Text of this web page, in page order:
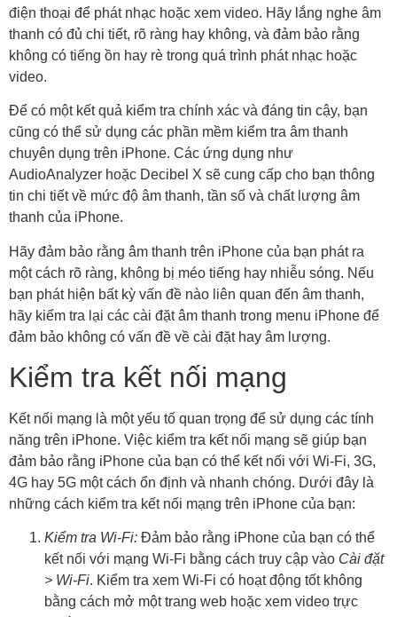
điện thoại để phát nhạc hoặc xem video. Hãy lắng nghe âm
thanh có đủ chi tiết, rõ ràng hay không, và đảm bảo rằng
không có tiếng ồn hay rè trong quá trình phát nhạc hoặc
video.
Để có một kết quả kiểm tra chính xác và đáng tin cậy, bạn
cũng có thể sử dụng các phần mềm kiểm tra âm thanh
chuyên dụng trên iPhone. Các ứng dụng như
AudioAnalyzer hoặc Decibel X sẽ cung cấp cho bạn thông
tin chi tiết về mức độ âm thanh, tần số và chất lượng âm
thanh của iPhone.
Hãy đảm bảo rằng âm thanh trên iPhone của bạn phát ra
một cách rõ ràng, không bị méo tiếng hay nhiễu sóng. Nếu
bạn phát hiện bất kỳ vấn đề nào liên quan đến âm thanh,
hãy kiểm tra lại các cài đặt âm thanh trong menu iPhone để
đảm bảo không có vấn đề về cài đặt hay âm lượng.
Kiểm tra kết nối mạng
Kết nối mạng là một yếu tố quan trọng để sử dụng các tính
năng trên iPhone. Việc kiểm tra kết nối mạng sẽ giúp bạn
đảm bảo rằng iPhone của bạn có thể kết nối với Wi-Fi, 3G,
4G hay 5G một cách ổn định và nhanh chóng. Dưới đây là
những cách kiểm tra kết nối mạng trên iPhone của bạn:
Kiểm tra Wi-Fi: Đảm bảo rằng iPhone của bạn có thể
kết nối với mạng Wi-Fi bằng cách truy cập vào Cài đặt
> Wi-Fi. Kiểm tra xem Wi-Fi có hoạt động tốt không
bằng cách mở một trang web hoặc xem video trực